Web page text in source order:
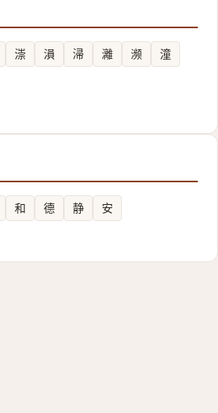
漴 溳 㴆 灕 濒
潼
和 德 静 安